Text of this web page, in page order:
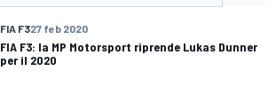
FIA F327 feb 2020
FIA F3: la MP Motorsport riprende Lukas Dunner
per il 2020